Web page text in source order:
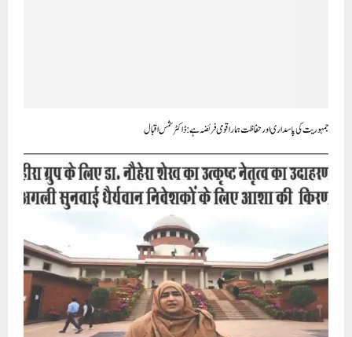
جمہوریت کی پاسداری اور حفاظت ہمارا قومی فریضہ ہے: ڈاکٹر شمس اقبال